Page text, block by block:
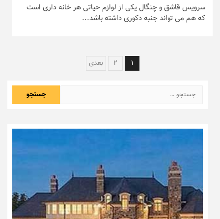
سرویس قاشق و چنگال یکی از لوازم حیاتی هر خانه داری است
که هم می تواند جنبه دکوری داشته باشد...
راهبری
1
2 بعدی
جستجو
برای: